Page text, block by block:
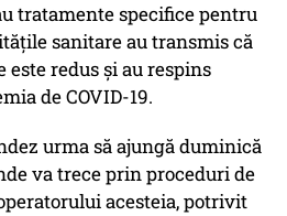
tratamente specifice pentru
sanitare au transmis că
redus și au respins
de COVID-19.
urma să ajungă duminică
va trece prin proceduri de
acesteia, potrivit